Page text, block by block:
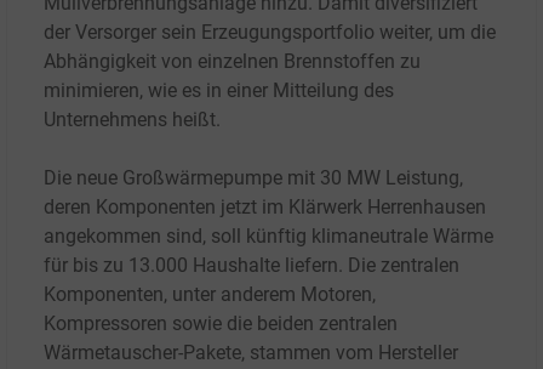
der Versorger sein Erzeugungsportfolio weiter, um die
Abhängigkeit von einzelnen Brennstoffen zu
minimieren, wie es in einer Mitteilung des
Unternehmens heißt.
Die neue Großwärmepumpe mit 30 MW Leistung,
deren Komponenten jetzt im Klärwerk Herrenhausen
angekommen sind, soll künftig klimaneutrale Wärme
für bis zu 13.000 Haushalte liefern. Die zentralen
Komponenten, unter anderem Motoren,
Kompressoren sowie die beiden zentralen
Wärmetauscher-Pakete, stammen vom Hersteller